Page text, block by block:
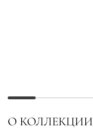
О КОЛЛЕКЦИИ